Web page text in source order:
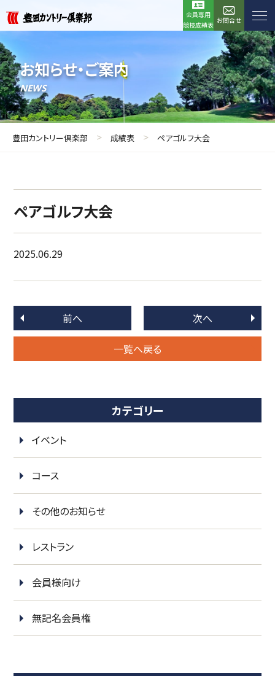
会員専用
競技成績表
お問合せ
お知らせ・ご案内
NEWS
豊田カントリー倶楽部 > 成績表 > ペアゴルフ大会
ペアゴルフ大会
2025.06.29
前へ
一覧へ戻る
次へ
カテゴリー
イベント
コース
その他のお知らせ
レストラン
会員様向け
無記名会員権